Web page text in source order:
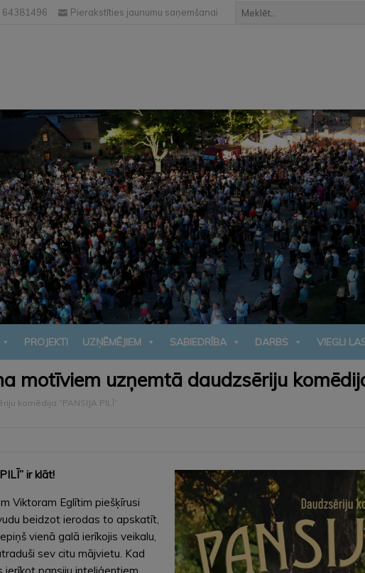
64381496 Pierakstīties jaunumu saņemšanai
PROJEKTI UZŅĒMĒJIEM SABIEDRĪBA DARBS VIEGLI
motīviem uzņemtā daudzsēriju
komēdija “PANSIJA PILĪ”
ir klāt!
Viktoram Eglītim piešķīrusi
beidzot ierodas to apskatīt,
vienā galā ierīkojis veikalu,
sev citu mājvietu. Kad